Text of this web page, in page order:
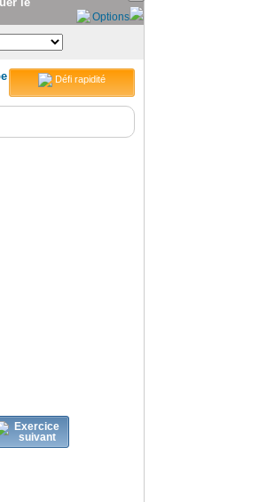
Options
Défi rapidité